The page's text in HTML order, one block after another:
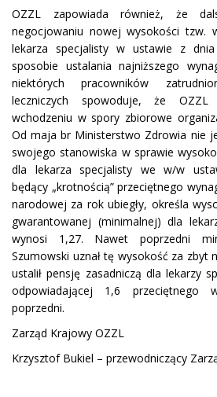
OZZL zapowiada również, że
negocjowaniu nowej wysokości tzw.
lekarza specjalisty w ustawie z
sposobie ustalania najniższego
niektórych pracowników
leczniczych spowoduje, że
wchodzeniu w spory zbiorowe
Od maja br Ministerstwo Zdrowia nie
swojego stanowiska w sprawie
dla lekarza specjalisty we w/w
będący „krotnością” przeciętnego
narodowej za rok ubiegły, określa
gwarantowanej (minimalnej) dla
wynosi 1,27. Nawet poprzedni
Szumowski uznał tę wysokość za zbyt
ustalił pensję zasadniczą dla lekarzy
odpowiadającej 1,6 przeciętnego
poprzedni.
Zarząd Krajowy OZZL
Krzysztof Bukiel – przewodniczący